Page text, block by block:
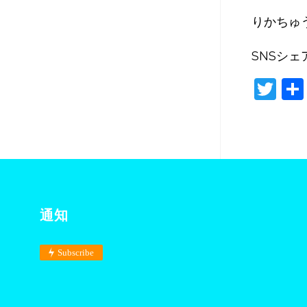
りかちゅ
SNSシェ
T
er
通知
Subscribe